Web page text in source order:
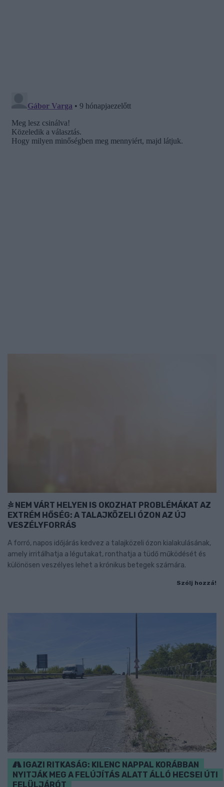
NEM VÁRT HELYEN IS OKOZHAT PROBLÉMÁKAT AZ
EXTRÉM HŐSÉG: A TALAJKÖZELI ÓZON AZ ÚJ
VESZÉLYFORRÁS
A forró, napos időjárás kedvez a talajközeli ózon kialakulásának,
amely irritálhatja a légutakat, ronthatja a tüdő működését és
különösen veszélyes lehet a krónikus betegek számára.
Szólj hozzá!
IGAZI RITKASÁG: KILENC NAPPAL KORÁBBAN
NYITJÁK MEG A FELÚJÍTÁS ALATT ÁLLÓ HECSEI ÚTI
FELÜLJÁRÓT